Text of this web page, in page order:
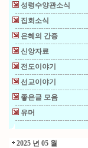
성령수양관소식
집회소식
은혜의 간증
신앙자료
전도이야기
선교이야기
좋은글 모음
유머
2025 년 05 월